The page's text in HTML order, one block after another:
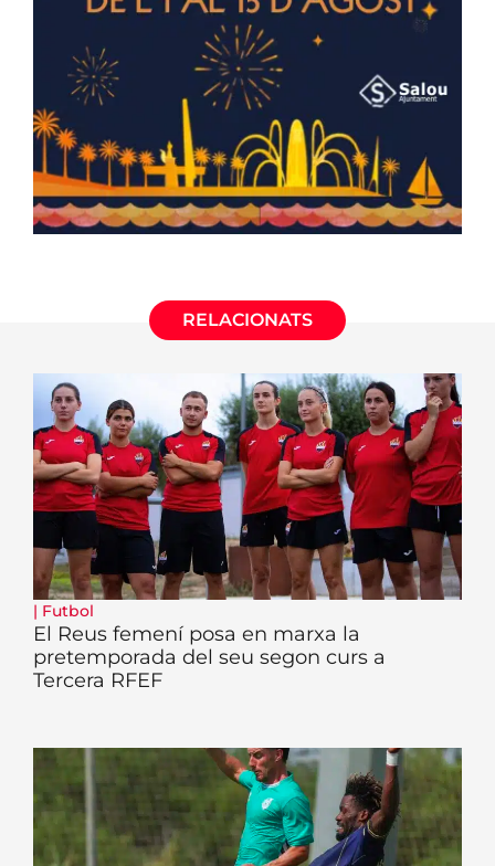
RELACIONATS
| Futbol
El Reus femení posa en marxa la
pretemporada del seu segon curs a
Tercera RFEF